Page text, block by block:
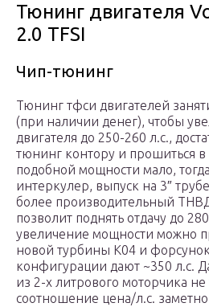
Тюнинг двигателя
2.0 TFSI
Чип-тюнинг
Тюнинг тфси двигателей
(при наличии денег), чтобы
двигателя до 250-260 л.с.,
тюнинг контору и прошиться в
подобной мощности мало,
интеркулер, выпуск на 3″
более производительный
позволит поднять отдачу до
увеличение мощности можно
новой турбины К04 и форсунок
конфигурации дают ~350 л.с.
из 2-х литрового моторчика
соотношение цена/л.с. заметно